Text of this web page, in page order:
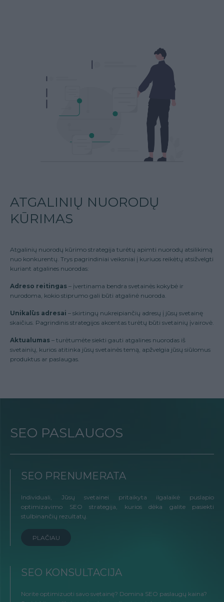
ATGALINIŲ NUORODŲ
KŪRIMAS
Atgalinių nuorodų kūrimo strategija turėtų apimti nuorodų atsilikimą
nuo konkurentų. Trys pagrindiniai veiksniai į kuriuos reikėtų atsižvelgti
kuriant atgalines nuorodas:
Adreso reitingas – įvertinama bendra svetainės kokybė ir
nurodoma, kokio stiprumo gali būti atgalinė nuoroda.
Unikalūs adresai – skirtingų nukreipiančių adresų į jūsų svetainę
skaičius. Pagrindinis strategijos akcentas turėtų būti svetainių įvairovė.
Aktualumas – turėtumėte siekti gauti atgalines nuorodas iš
svetainių, kurios atitinka jūsų svetainės temą, apžvelgia jūsų siūlomus
produktus ar paslaugas.
SEO PASLAUGOS
SEO PRENUMERATA
Individuali, Jūsų svetainei pritaikyta ilgalaikė puslapio
optimizavimo SEO strategija, kurios dėka galite pasiekti
stulbinančių rezultatų.
PLAČIAU
SEO KONSULTACIJA
Norite optimizuoti savo svetainę? Domina SEO paslaugų kaina?